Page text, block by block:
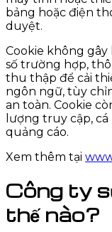
bảng hoặc điện
duyệt.
Cookie không
số trường hợp,
thu thập để cải
ngôn ngữ, tùy
an toàn. Cookie
lượng truy cập,
quảng cáo.
Xem thêm tại
Công ty
thế nào?